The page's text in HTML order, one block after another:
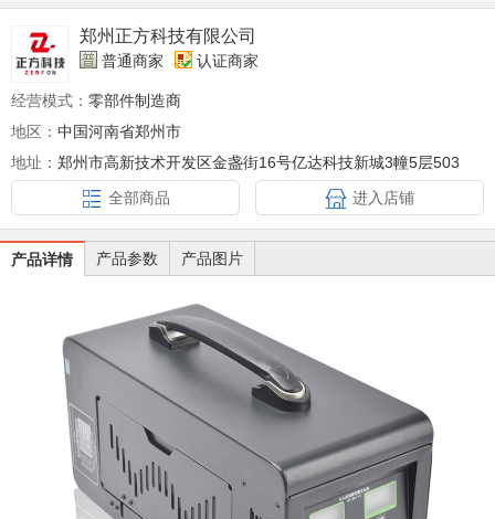
郑州正方科技有限公司
普通商家 认证商家
经营模式： 零部件制造商
地区： 中国河南省郑州市
地址： 郑州市高新技术开发区金盏街16号亿达科技新城3幢5层503
全部商品
进入店铺
产品详情 产品参数 产品图片